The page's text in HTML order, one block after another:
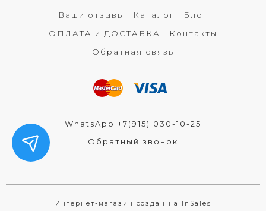
Ваши отзывы Каталог
Блог
ОПЛАТА и ДОСТАВКА
Контакты
Обратная связь
WhatsApp +7(915) 030-10-25
Обратный звонок
Интернет-магазин создан на InSales